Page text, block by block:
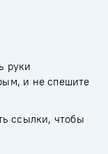
руки
и не спешите
ссылки, чтобы